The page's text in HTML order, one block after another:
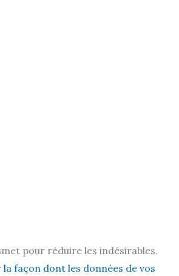
pour réduire les indésirables.
la façon dont les données de vos